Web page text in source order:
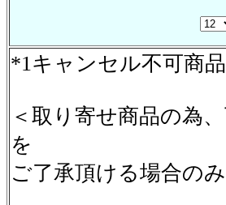
*1キャンセル不可商
＜取り寄せ商品の為
を
ご了承頂ける場合の